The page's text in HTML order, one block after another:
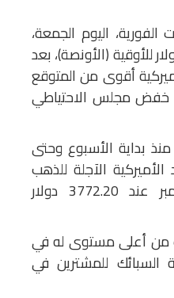
اليوم الجمعة،
0.2% إلى 3741.71 دولار للأوقية (الأونصة)، بعد
أقوى من المتوقع
خفض مجلس الاحتياطي
الذهب بنسبة 1.7% منذ بداية الأسبوع وحتى
الآجلة للذهب
تسليم كانون الأول/ديسمبر عند 3772.20 دولار
من أعلى مستوى له في
السبائك للمشترين في